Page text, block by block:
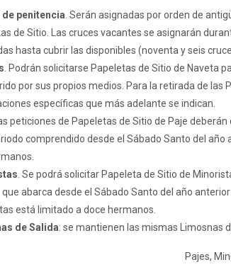
de penitencia . Serán asignadas por orden de
de Sitio. Las cruces vacantes se asignarán
hasta cubrir las disponibles (noventa y seis
. Podrán solicitarse Papeletas de Sitio de Naveta
por sus propios medios. Para la retirada de
específicas que más adelante se indican.
peticiones de Papeletas de Sitio de Paje
comprendido desde el Sábado Santo del
. Se podrá solicitar Papeleta de Sitio de
abarca desde el Sábado Santo del año
está limitado a doce hermanos.
de Salida: se mantienen las mismas Limosnas
Pajes,